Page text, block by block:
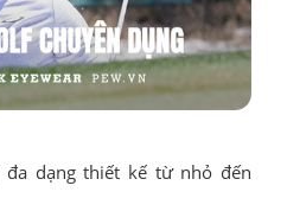
đa dạng thiết kế từ nhỏ đến